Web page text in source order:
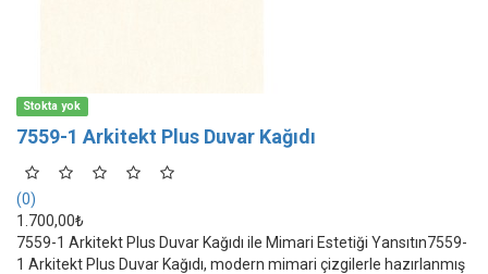
Stokta yok
7559-1 Arkitekt Plus Duvar Kağıdı
(0)
1.700,00₺
7559-1 Arkitekt Plus Duvar Kağıdı ile Mimari Estetiği Yansıtın7559-
1 Arkitekt Plus Duvar Kağıdı, modern mimari çizgilerle hazırlanmış